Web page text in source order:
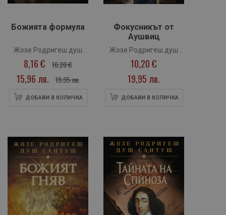
Божията формула
Жозе Родригеш душ
Сантуш
8,16 € 10,20 €
15,96 лв. 19,95 лв.
ДОБАВИ В КОЛИЧКА
Фокусникът от
Аушвиц
Жозе Родригеш душ
Сантуш
10,20 €
19,95 лв.
ДОБАВИ В КОЛИЧКА